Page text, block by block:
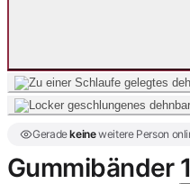
Geradekeineweitere Person
Gummibänder